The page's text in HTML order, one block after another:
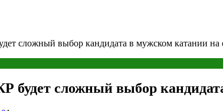
сложный выбор кандидата в мужском катании
будет сложный выбор